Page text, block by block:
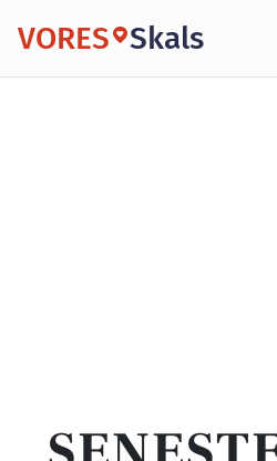
VORES Skals